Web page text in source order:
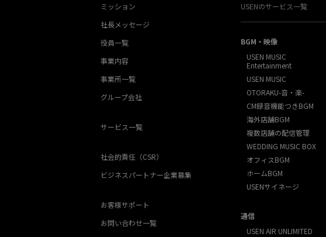
ミッション
社長メッセージ
役員一覧
事業内容
事業所一覧
グループ会社
サービス一覧
社会的責任（CSR）
ビジネスパートナー企業募集
お客様サポート
お問い合わせ一覧
USENのサービス一覧
BGM・映像
USEN MUSIC
Entertainment
USEN MUSIC
OTORAKU-音・楽-
CM録音機能つきBGM
海外店舗BGM
複数店舗の配信管理
WEDDING MUSIC BOX
オフィスBGM
ホームBGM
USENサイネージ
通信
USEN AIR UNLIMITED